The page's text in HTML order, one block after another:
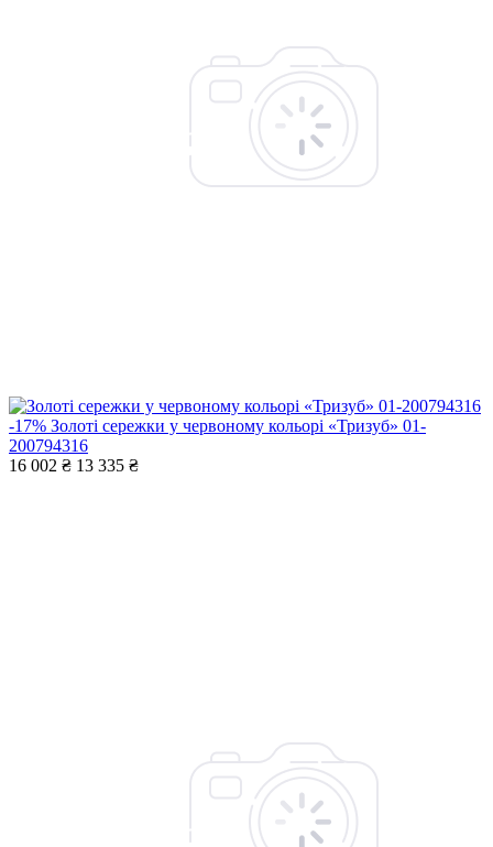
-17% Золоті сережки у червоному кольорі «Тризуб» 01-
200794316
16 002 ₴ 13 335 ₴